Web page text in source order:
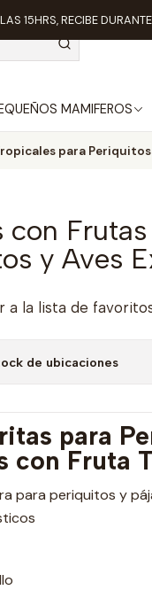
MAMIFEROS
15HRS, RECIBE
para
con
y Aves
a la lista de
de ubicaciones
para
con Fruta
para periquitos y